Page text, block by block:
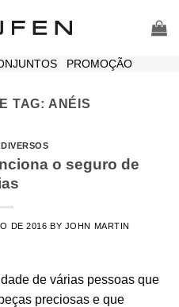
| PROMOÇÃO
TAG: ANÉIS
DIVERSOS
o seguro de
DE 2016 BY JOHN MARTIN
de várias pessoas que
preciosas e que